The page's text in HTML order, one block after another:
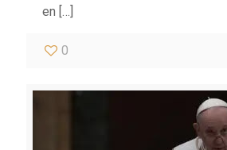
en […]
0